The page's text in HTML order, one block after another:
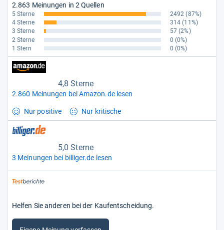
2.863 Meinungen in 2 Quellen
5 Sterne 2492 (87%)
4 Sterne
314 (11%)
3 Sterne
57 (2%)
2 Sterne
0 (0%)
1 Stern
0 (0%)
4,8 Sterne
2.860 Meinungen bei Amazon.de lesen
Nur positive Nur kritische
5,0 Sterne
3 Meinungen bei billiger.de lesen
Helfen Sie anderen bei der Kaufentscheidung.